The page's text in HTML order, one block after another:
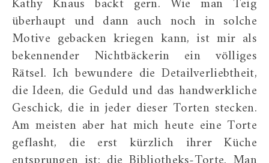
überhaupt und dann auch noch in solche
Motive gebacken kriegen kann, ist mir als
bekennender Nichtbäckerin ein völliges
Rätsel. Ich bewundere die Detailverliebtheit,
die Ideen, die Geduld und das handwerkliche
Geschick, die in jeder dieser Torten stecken.
Am meisten aber hat mich heute eine Torte
geflasht, die erst kürzlich ihrer Küche